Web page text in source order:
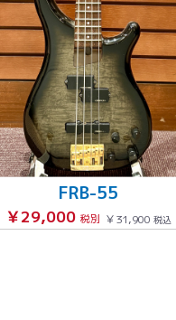
FRB-55
￥29,000税別 ￥31,900税込